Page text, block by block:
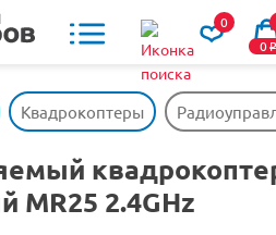
0
0o
Квадрокоптеры
MR25 2.4GHz